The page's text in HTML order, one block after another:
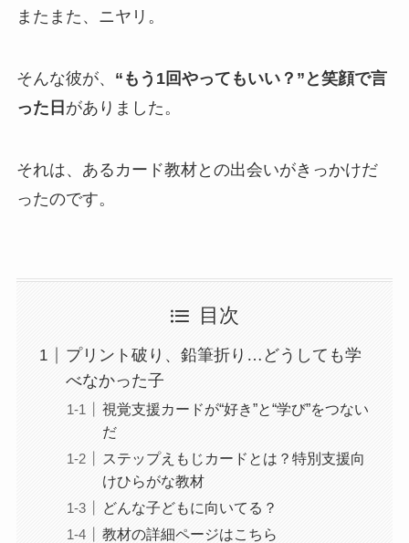
またまた、ニヤリ。
そんな彼が、 “もう1回やってもいい？”と笑顔で言
った日 がありました。
それは、あるカード教材との出会いがきっかけだ
ったのです。
目次
プリント破り、鉛筆折り…どうしても学
べなかった子
視覚支援カードが“好き”と“学び”をつない
だ
ステップえもじカードとは？特別支援向
けひらがな教材
どんな子どもに向いてる？
教材の詳細ページはこちら